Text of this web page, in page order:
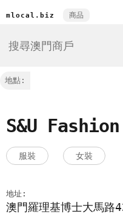
mlocal.biz 商品
地點:
S&U Fashion
服裝 女裝
地址:
澳門羅理基博士大馬路